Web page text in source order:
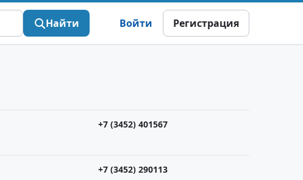
Найти Войти Регистрация
+7 (3452) 401567
+7 (3452) 290113